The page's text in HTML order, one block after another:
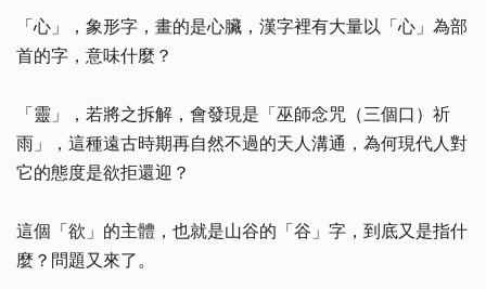
「心」，象形字，畫的是心臟，漢字裡有大量以「心」為部
首的字，意味什麼？
「靈」，若將之拆解，會發現是「巫師念咒（三個口）祈
雨」，這種遠古時期再自然不過的天人溝通，為何現代人對
它的態度是欲拒還迎？
這個「欲」的主體，也就是山谷的「谷」字，到底又是指什
麼？問題又來了。